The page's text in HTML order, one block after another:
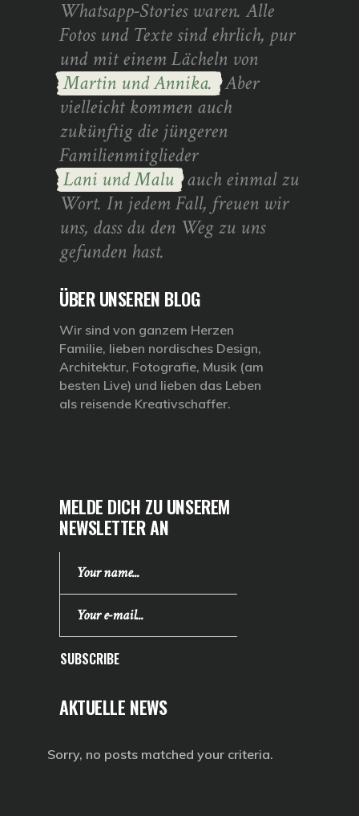
Whatsapp-Stories waren. Alle
Fotos und Texte sind ehrlich, pur
und mit einem Lächeln von
Martin und Annika. Aber
vielleicht kommen auch
zukünftig die jüngeren
Familienmitglieder
Lani und Malu auch einmal zu
Wort. In jedem Fall, freuen wir
uns, dass du den Weg zu uns
gefunden hast.
ÜBER UNSEREN BLOG
Wir sind von ganzem Herzen
Familie, lieben nordisches Design,
Architektur, Fotografie, Musik (am
besten Live) und lieben das Leben
als reisende Kreativschaffer.
MELDE DICH ZU UNSEREM
NEWSLETTER AN
SUBSCRIBE
AKTUELLE NEWS
Sorry, no posts matched your criteria.